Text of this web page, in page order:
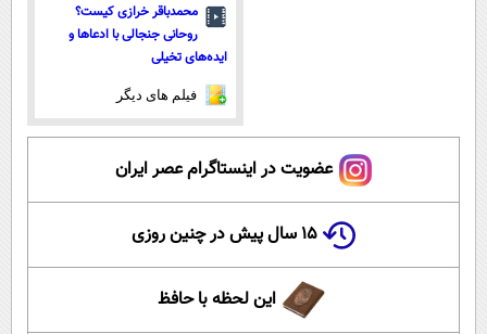
محمدباقر خرازی کیست؟
روحانی جنجالی با ادعاها و
ایده‌های تخیلی
فیلم های دیگر
عضویت در اینستاگرام عصر ایران
۱۵ سال پیش در چنین روزی
این لحظه با حافظ